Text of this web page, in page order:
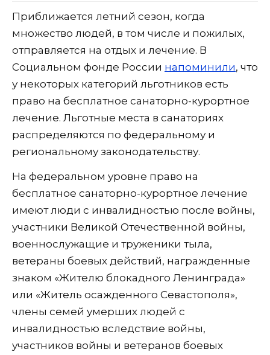
Приближается летний сезон, когда
множество людей, в том числе и пожилых,
отправляется на отдых и лечение. В
Социальном фонде России напоминили, что
у некоторых категорий льготников есть
право на бесплатное санаторно-курортное
лечение. Льготные места в санаториях
распределяются по федеральному и
региональному законодательству.
На федеральном уровне право на
бесплатное санаторно-курортное лечение
имеют люди с инвалидностью после войны,
участники Великой Отечественной войны,
военнослужащие и труженики тыла,
ветераны боевых действий, награжденные
знаком «Жителю блокадного Ленинграда»
или «Житель осажденного Севастополя»,
члены семей умерших людей с
инвалидностью вследствие войны,
участников войны и ветеранов боевых